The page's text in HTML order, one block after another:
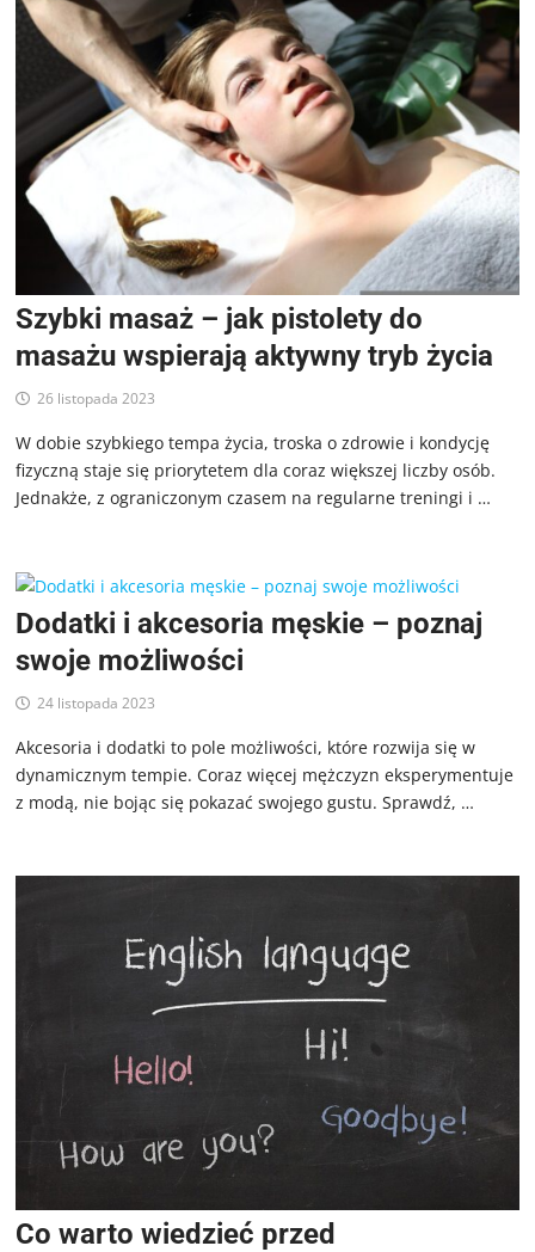
Szybki masaż – jak pistolety do
masażu wspierają aktywny tryb życia
26 listopada 2023
W dobie szybkiego tempa życia, troska o zdrowie i kondycję
fizyczną staje się priorytetem dla coraz większej liczby osób.
Jednakże, z ograniczonym czasem na regularne treningi i …
Dodatki i akcesoria męskie – poznaj
swoje możliwości
24 listopada 2023
Akcesoria i dodatki to pole możliwości, które rozwija się w
dynamicznym tempie. Coraz więcej mężczyzn eksperymentuje
z modą, nie bojąc się pokazać swojego gustu. Sprawdź, …
Co warto wiedzieć przed